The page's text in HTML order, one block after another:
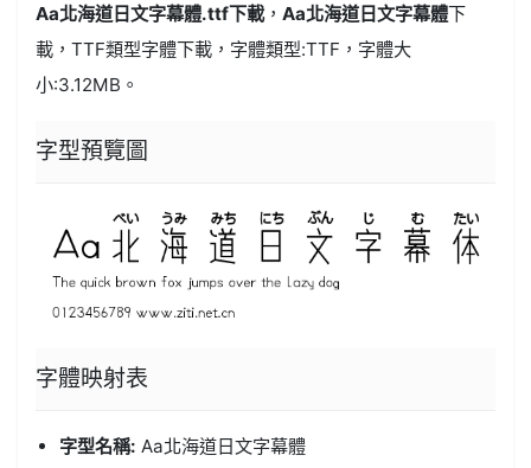
Aa北海道日文字幕體.ttf下載，Aa北海道日文字幕體下
載，TTF類型字體下載，字體類型:TTF ，字體大
小:3.12MB。
字型預覽圖
字體映射表
字型名稱: Aa北海道日文字幕體